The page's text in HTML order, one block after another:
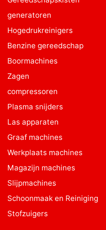
generatoren
Hogedrukreinigers
Benzine gereedschap
Boormachines
Zagen
compressoren
Plasma snijders
Las apparaten
Graaf machines
Werkplaats machines
Magazijn machines
Slijpmachines
Schoonmaak en Reiniging
Stofzuigers